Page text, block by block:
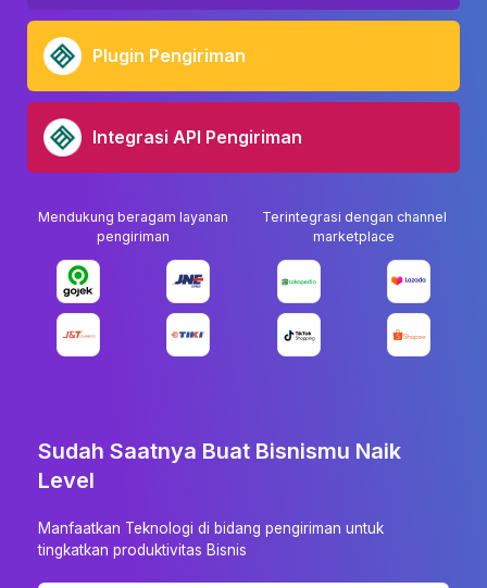
Plugin Pengiriman
Integrasi API Pengiriman
Mendukung beragam layanan
pengiriman
Terintegrasi dengan channel
marketplace
Sudah Saatnya Buat Bisnismu Naik
Level
Manfaatkan Teknologi di bidang pengiriman untuk
tingkatkan produktivitas Bisnis